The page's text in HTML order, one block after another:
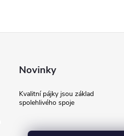
Novinky
Kvalitní pájky jsou základ
spolehlivého spoje